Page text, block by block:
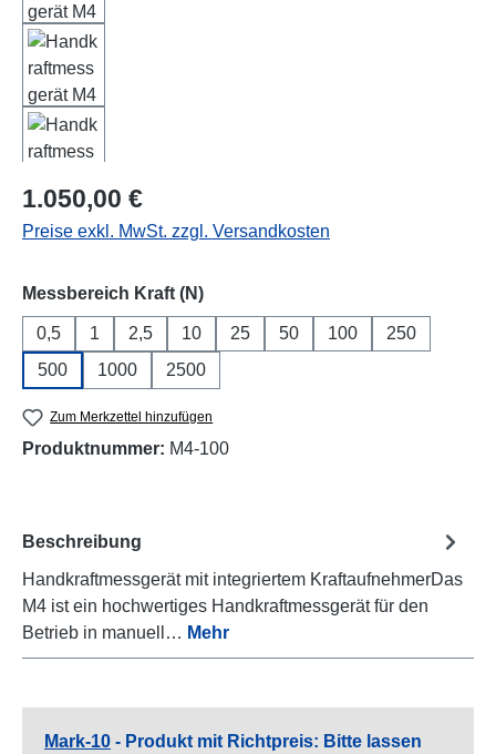
Regulärer Preis:
1.050,00 €
Preise exkl. MwSt. zzgl. Versandkosten
Messbereich Kraft (N)auswählen
0,5 1 2,5 10 25 50 100
250
500
1000 2500
Zum Merkzettel hinzufügen
Produktnummer: M4-100
Beschreibung
Handkraftmessgerät mit integriertem KraftaufnehmerDas
M4 ist ein hochwertiges Handkraftmessgerät für den
Betrieb in manuell… Mehr
Mark-10 - Produkt mit Richtpreis: Bitte lassen